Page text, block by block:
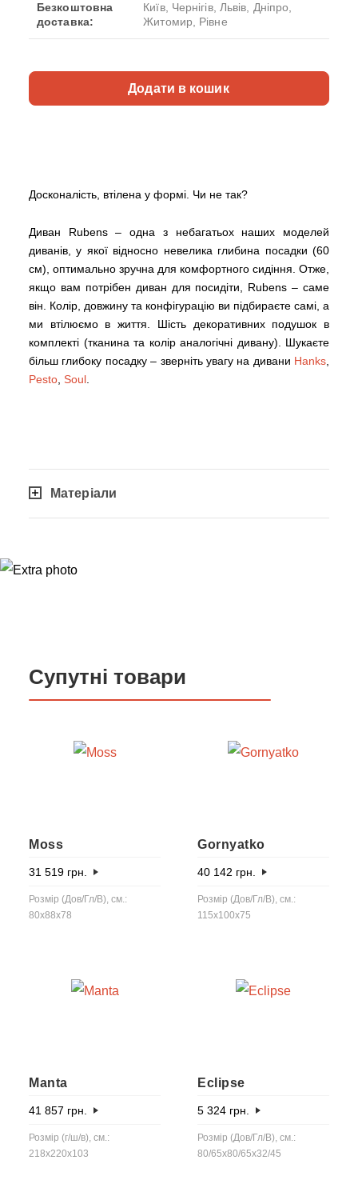
Безкоштовна
доставка:
Київ, Чернігів, Львів, Дніпро,
Житомир, Рівне
Додати в кошик
Досконалість, втілена у формі. Чи не так?
Диван Rubens – одна з небагатьох наших моделей
диванів, у якої відносно невелика глибина посадки (60
см), оптимально зручна для комфортного сидіння. Отже,
якщо вам потрібен диван для посидіти, Rubens – саме
він. Колір, довжину та конфігурацію ви підбираєте самі, а
ми втілюємо в життя. Шість декоративних подушок в
комплекті (тканина та колір аналогічні дивану). Шукаєте
більш глибоку посадку – зверніть увагу на дивани Hanks
Pesto Soul
Матеріали
Супутні товари
Moss
31 519 грн.
Розмір (Дов/Гл/В), см.:
80x88x78
Gornyatko
40 142 грн.
Розмір (Дов/Гл/В), см.:
115x100x75
Manta
41 857 грн.
Розмір (г/ш/в), см.:
218x220x103
Eclipse
5 324 грн.
Розмір (Дов/Гл/В), см.:
80/65x80/65x32/45